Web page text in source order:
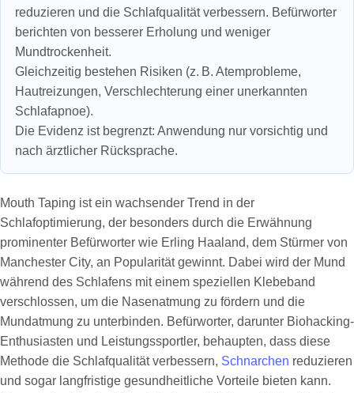
reduzieren und die Schlafqualität verbessern. Befürworter
berichten von besserer Erholung und weniger
Mundtrockenheit.
Gleichzeitig bestehen Risiken (z. B. Atemprobleme,
Hautreizungen, Verschlechterung einer unerkannten
Schlafapnoe).
Die Evidenz ist begrenzt: Anwendung nur vorsichtig und
nach ärztlicher Rücksprache.
Mouth Taping ist ein wachsender Trend in der
Schlafoptimierung, der besonders durch die Erwähnung
prominenter Befürworter wie Erling Haaland, dem Stürmer von
Manchester City, an Popularität gewinnt. Dabei wird der Mund
während des Schlafens mit einem speziellen Klebeband
verschlossen, um die Nasenatmung zu fördern und die
Mundatmung zu unterbinden. Befürworter, darunter Biohacking-
Enthusiasten und Leistungssportler, behaupten, dass diese
Methode die Schlafqualität verbessern, Schnarchen reduzieren
und sogar langfristige gesundheitliche Vorteile bieten kann.